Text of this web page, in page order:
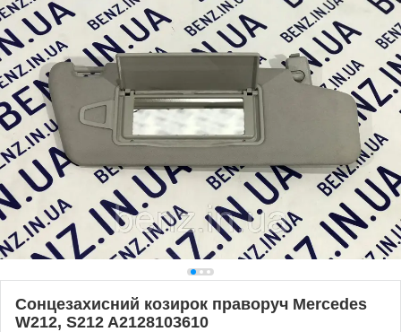
Сонцезахисний козирок праворуч Mercedes
W212, S212 A2128103610